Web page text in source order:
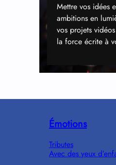
Mettre vos idées
ambitions en
vos projets
la force écrite à
Émotions
Tributes
Avec des yeux